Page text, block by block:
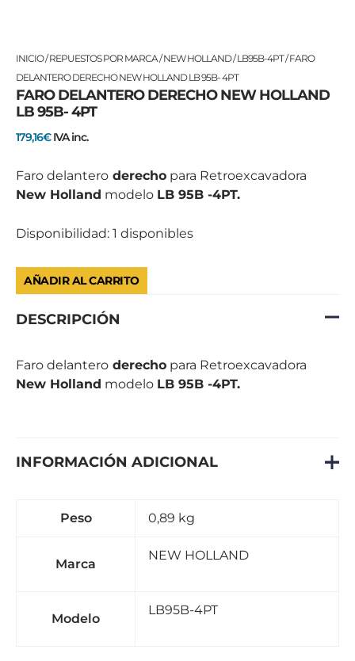
INICIO/REPUESTOS POR MARCA/NEW HOLLAND/LB95B-4PT/ FARO
DELANTERO DERECHO NEW HOLLAND LB 95B- 4PT
FARO DELANTERO DERECHO NEW HOLLAND
LB 95B- 4PT
179,16€ IVA inc.
Faro delantero derecho para Retroexcavadora
New Holland modelo LB 95B -4PT.
Disponibilidad: 1 disponibles
FARO
DELANTERO
DERECHO
NEW
HOLLAND
95B-
4PT
AÑADIR AL CARRITO
DESCRIPCIÓN
Faro delantero derecho para Retroexcavadora
New Holland modelo LB 95B -4PT.
INFORMACIÓN ADICIONAL
Peso 0,89 kg
Marca
NEW HOLLAND
Modelo
LB95B-4PT